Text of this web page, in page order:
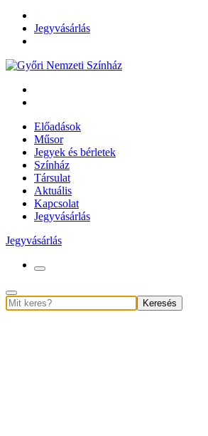
Jegyvásárlás
Előadások
Műsor
Jegyek és bérletek
Színház
Társulat
Aktuális
Kapcsolat
Jegyvásárlás
Jegyvásárlás
Keresés